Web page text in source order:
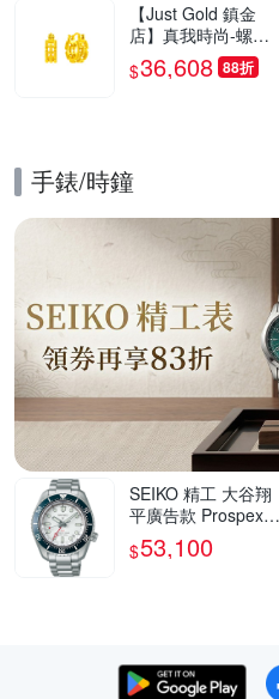
【Just Gold 鎮金
店】真我時尚-螺紋
黃金耳環 (網路限定)
$36,608 88折
手錶/時鐘
SEIKO 精工 大谷翔
平廣告款 Prospex 6
0週年紀念 三日鍊 G
MT潛水陶瓷機械錶
$53,100